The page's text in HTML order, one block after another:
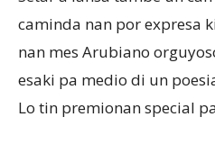
caminda nan por expresa
nan mes Arubiano
esaki pa medio di un
Lo tin premionan special